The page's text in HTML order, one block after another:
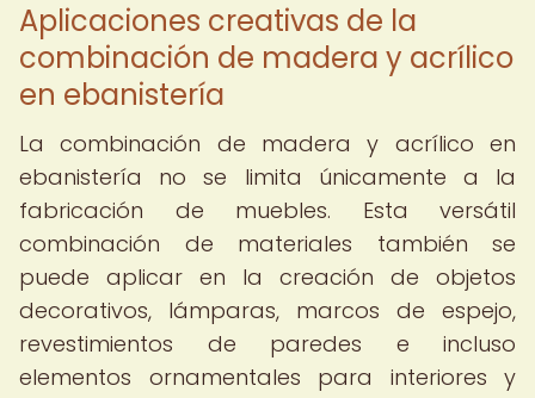
Aplicaciones creativas de la
combinación de madera y acrílico
en ebanistería
La combinación de madera y acrílico en
ebanistería no se limita únicamente a la
fabricación de muebles. Esta versátil
combinación de materiales también se
puede aplicar en la creación de objetos
decorativos, lámparas, marcos de espejo,
revestimientos de paredes e incluso
elementos ornamentales para interiores y